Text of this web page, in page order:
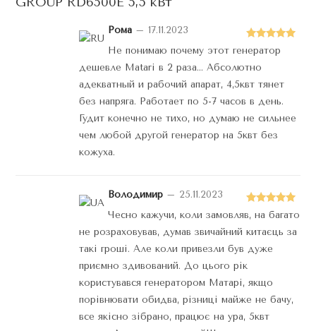
Оценка
Рома – 17.11.2023
Не понимаю почему этот генератор
дешевле Matari в 2 раза… Абсолютно
адекватный и рабочий апарат, 4,5квт тянет
без напряга. Работает по 5-7 часов в день.
Гудит конечно не тихо, но думаю не сильнее
чем любой другой генератор на 5квт без
кожуха.
Оценка5
Володимир – 25.11.2023
Чесно кажучи, коли замовляв, на багато
не розраховував, думав звичайний китаєць за
такі гроші. Але коли привезли був дуже
приємно здивований. До цього рік
користувався генератором Матарі, якщо
порівнювати обидва, різниці майже не бачу,
все якісно зібрано, працює на ура, 5квт